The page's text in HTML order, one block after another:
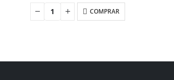
COMPRAR